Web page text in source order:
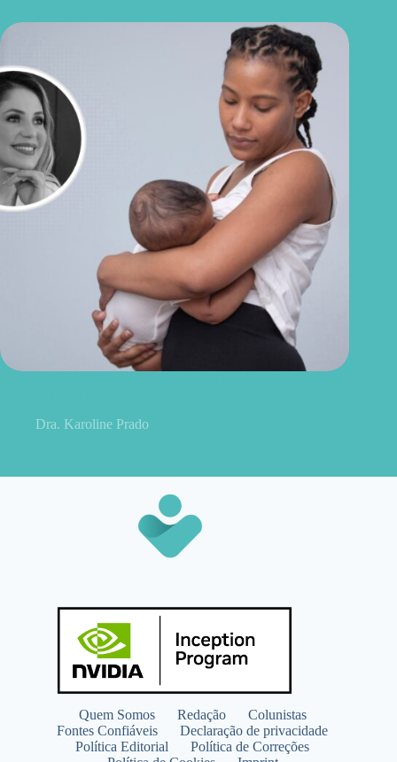
Dra. Karoline Prado
Quem Somos Redação
Colunistas
Fontes Confiáveis
Declaração de privacidade
Política Editorial
Política de Correções